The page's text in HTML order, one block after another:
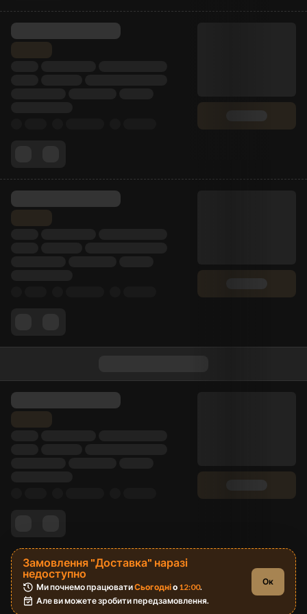
Замовлення "Доставка" наразі
недоступно
Ми почнемо працювати Сьогодні о 12:00.
Але ви можете зробити передзамовлення.
Ок